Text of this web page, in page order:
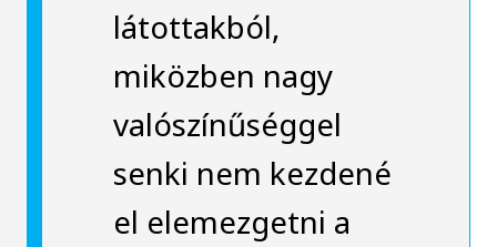
látottakból,
miközben nagy
valószínűséggel
senki nem kezdené
el elemezgetni a